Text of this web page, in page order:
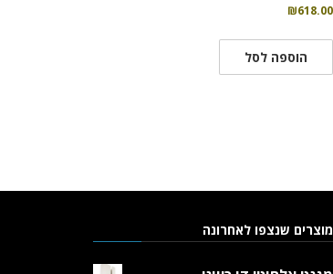
₪618.00
הוספה לסל
מוצרים שנצפו לאחרונה